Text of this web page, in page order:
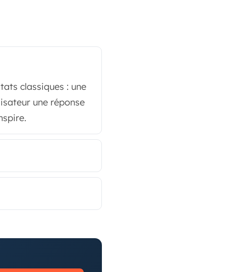
classiques : une
une réponse